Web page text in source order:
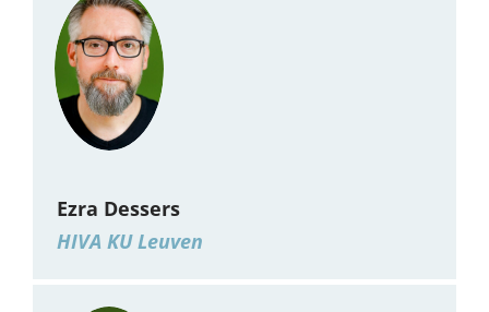
Ezra Dessers
HIVA KU Leuven